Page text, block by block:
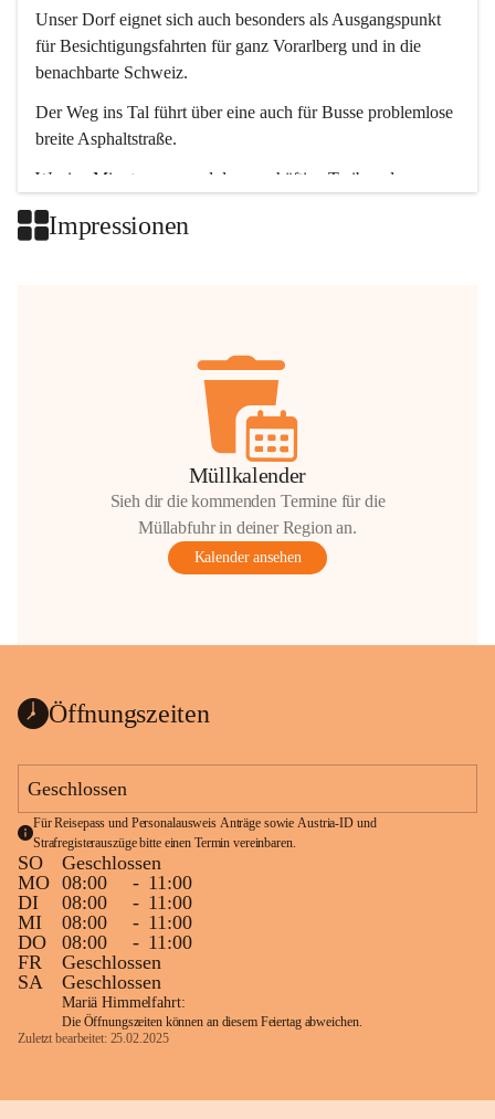
Unser Dorf eignet sich auch besonders als Ausgangspunkt
für Besichtigungsfahrten für ganz Vorarlberg und in die
benachbarte Schweiz.
Der Weg ins Tal führt über eine auch für Busse problemlose
breite Asphaltstraße.
Wenige Minuten nur, und das geschäftige Treiben der
Impressionen
Müllkalender
Sieh dir die kommenden Termine für die
Müllabfuhr in deiner Region an.
Kalender ansehen
Öffnungszeiten
Geschlossen
Für Reisepass und Personalausweis Anträge sowie Austria-ID und
Strafregisterauszüge bitte einen Termin vereinbaren.
SO
Geschlossen
MO 08:00 - 11:00
DI
08:00 - 11:00
MI
08:00 - 11:00
DO
08:00 - 11:00
FR
Geschlossen
SA
Geschlossen
Mariä Himmelfahrt:
Die Öffnungszeiten können an diesem Feiertag abweichen.
Zuletzt bearbeitet: 25.02.2025